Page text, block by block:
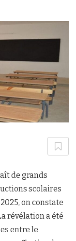
de grands
scolaires
on constate
révélation a été
entre le